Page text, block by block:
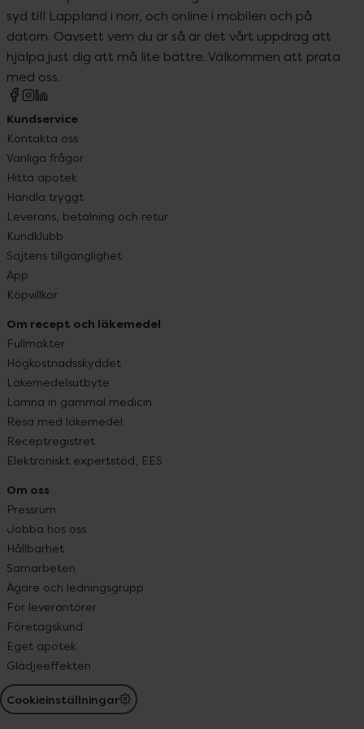
syd till Lappland i norr, och online i mobilen och på
datorn. Oavsett vem du är så är det vårt uppdrag att
hjälpa just dig att må lite bättre. Välkommen att prata
med oss.
Kundservice
Kontakta oss
Vanliga frågor
Hitta apotek
Handla tryggt
Leverans, betalning och retur
Kundklubb
Sajtens tillgänglighet
App
Köpvillkor
Om recept och läkemedel
Fullmakter
Högkostnadsskyddet
Läkemedelsutbyte
Lämna in gammal medicin
Resa med läkemedel
Receptregistret
Elektroniskt expertstöd, EES
Om oss
Pressrum
Jobba hos oss
Hållbarhet
Samarbeten
Ägare och ledningsgrupp
För leverantörer
Företagskund
Eget apotek
Glädjeeffekten
Cookieinställningar